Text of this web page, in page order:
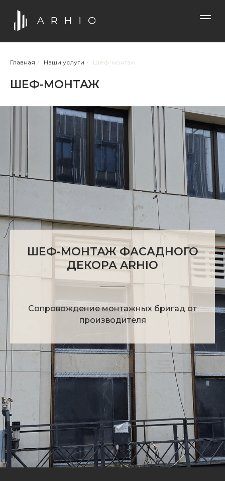
Главная / Наши услуги / Шеф-монтаж
ШЕФ-МОНТАЖ
ШЕФ-МОНТАЖ ФАСАДНОГО
ДЕКОРА ARHIO
Сопровождение монтажных бригад от
производителя
ЧТО ТАКОЕ ШЕФ-
МОНТАЖ ARHIO?
Шеф-монтаж — это комплексное
сопровождение монтажа фасадного
декора. Мы помогаем подрядчикам
работать с нашим материалом так,
чтобы результат соответствовал
проекту архитектора и срокам
застройщика.